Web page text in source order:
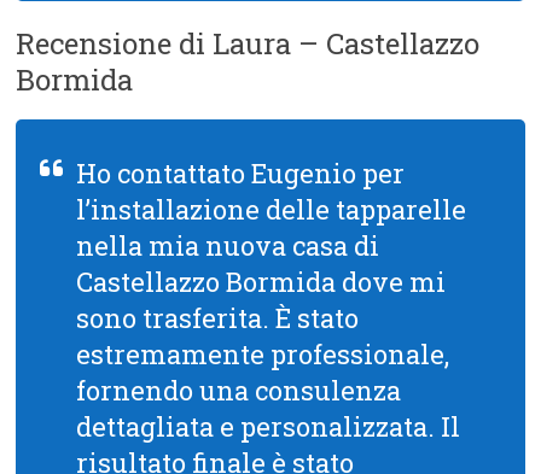
Recensione di Laura – Castellazzo
Bormida
Ho contattato Eugenio per
l’installazione delle tapparelle
nella mia nuova casa di
Castellazzo Bormida dove mi
sono trasferita. È stato
estremamente professionale,
fornendo una consulenza
dettagliata e personalizzata. Il
risultato finale è stato